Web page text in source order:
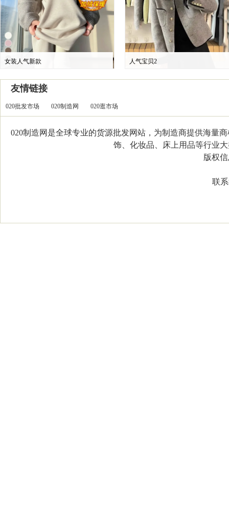
女装人气新款 人气宝贝2
友情链接
020批发市场 020制造网 020逛市场
020制造网是全球专业的货源批发网站，为制造商提供海量
饰、化妆品、床上用品等行业
版权信
联